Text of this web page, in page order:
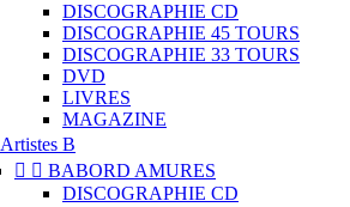
DISCOGRAPHIE CD
DISCOGRAPHIE 45 TOURS
DISCOGRAPHIE 33 TOURS
DVD
LIVRES
MAGAZINE
Artistes B
  BABORD AMURES
DISCOGRAPHIE CD